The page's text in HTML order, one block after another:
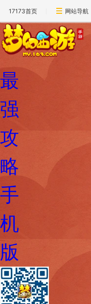
17173首页 网站导航
最
强
攻
略
手
机
版